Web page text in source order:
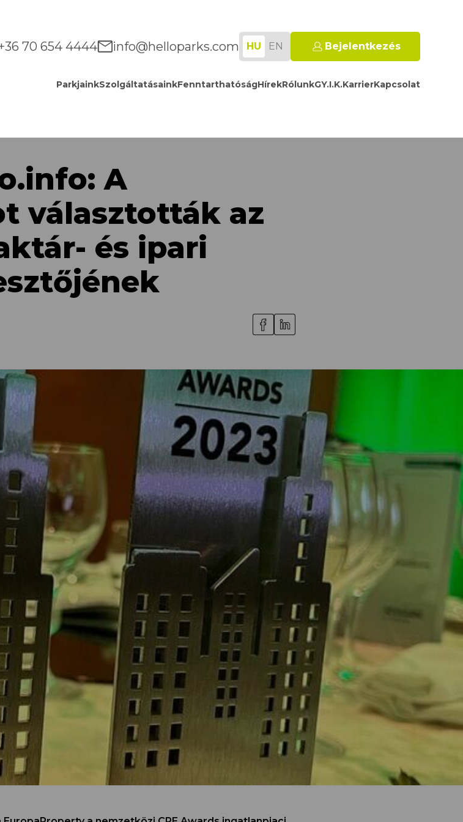
70 654 4444 info@helloparks.com HU EN Bejelentkezés
ParkjainkSzolgáltatásainkFenntarthatóságHírekRólunkGY.I.K.KarrierKapcsolat
A
választották az
és ipari